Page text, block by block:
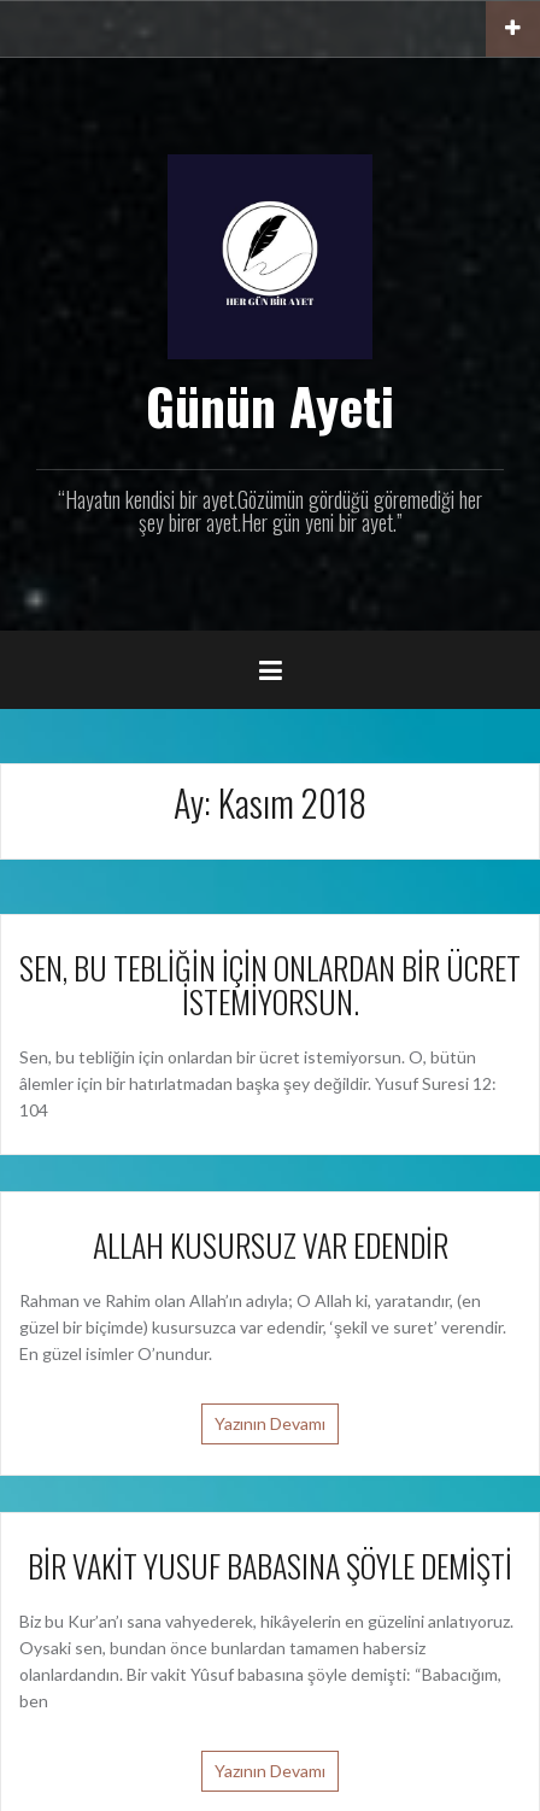
Günün Ayeti
“Hayatın kendisi bir ayet.Gözümün gördüğü göremediği her
şey birer ayet.Her gün yeni bir ayet.”
Ay: Kasım 2018
SEN, BU TEBLİĞİN İÇİN ONLARDAN BİR ÜCRET
İSTEMİYORSUN.
Sen, bu tebliğin için onlardan bir ücret istemiyorsun. O, bütün
âlemler için bir hatırlatmadan başka şey değildir. Yusuf Suresi 12:
104
ALLAH KUSURSUZ VAR EDENDİR
Rahman ve Rahim olan Allah’ın adıyla; O Allah ki, yaratandır, (en
güzel bir biçimde) kusursuzca var edendir, ‘şekil ve suret’ verendir.
En güzel isimler O’nundur.
Yazının Devamı
BİR VAKİT YUSUF BABASINA ŞÖYLE DEMİŞTİ
Biz bu Kur’an’ı sana vahyederek, hikâyelerin en güzelini anlatıyoruz.
Oysaki sen, bundan önce bunlardan tamamen habersiz
olanlardandın. Bir vakit Yûsuf babasına şöyle demişti: “Babacığım,
ben
Yazının Devamı